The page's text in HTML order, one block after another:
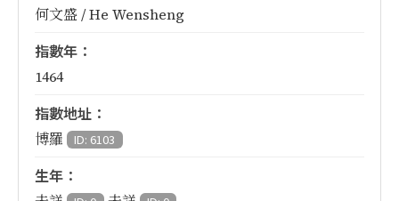
何文盛 / He Wensheng
指數年：
1464
指數地址：
博羅 ID: 6103
生年：